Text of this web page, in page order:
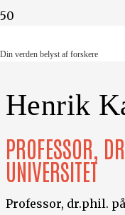
Din verden belyst af forskere
Henrik
PROFESSOR,
UNIVERSITET
Professor, dr.phil.